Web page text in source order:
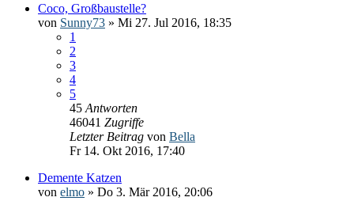
Coco, Großbaustelle?
von Sunny73 » Mi 27. Jul 2016, 18:35
1
2
3
4
5
45 Antworten
46041 Zugriffe
Letzter Beitrag von Bella
Fr 14. Okt 2016, 17:40
Demente Katzen
von elmo » Do 3. Mär 2016, 20:06